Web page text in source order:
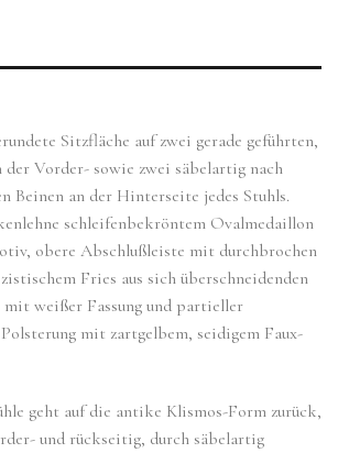
Sitzfläche auf zwei gerade geführten,
der Vorder- sowie zwei säbelartig nach
Beinen an der Hinterseite jedes Stuhls.
schleifenbekröntem Ovalmedaillon
obere Abschlußleiste mit durchbrochen
Fries aus sich überschneidenden
weißer Fassung und partieller
mit zartgelbem, seidigem Faux-
geht auf die antike Klismos-Form zurück,
und rückseitig, durch säbelartig